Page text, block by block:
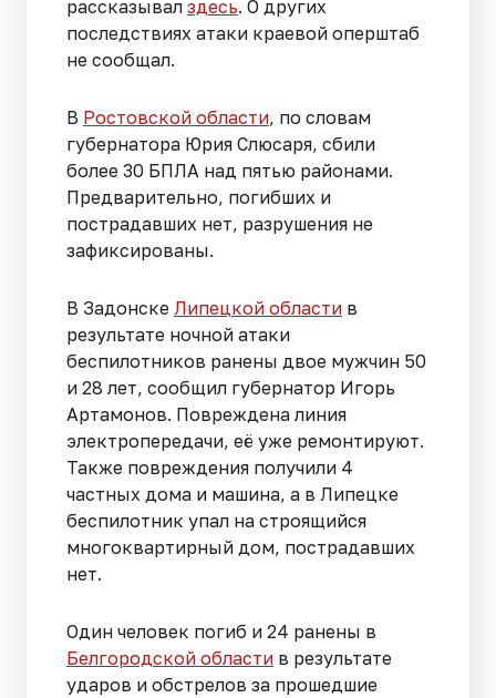
рассказывал здесь. О других
последствиях атаки краевой оперштаб
не сообщал.
В Ростовской области, по словам
губернатора Юрия Слюсаря, сбили
более 30 БПЛА над пятью районами.
Предварительно, погибших и
пострадавших нет, разрушения не
зафиксированы.
В Задонске Липецкой области в
результате ночной атаки
беспилотников ранены двое мужчин 50
и 28 лет, сообщил губернатор Игорь
Артамонов. Повреждена линия
электропередачи, её уже ремонтируют.
Также повреждения получили 4
частных дома и машина, а в Липецке
беспилотник упал на строящийся
многоквартирный дом, пострадавших
нет.
Один человек погиб и 24 ранены в
Белгородской области в результате
ударов и обстрелов за прошедшие